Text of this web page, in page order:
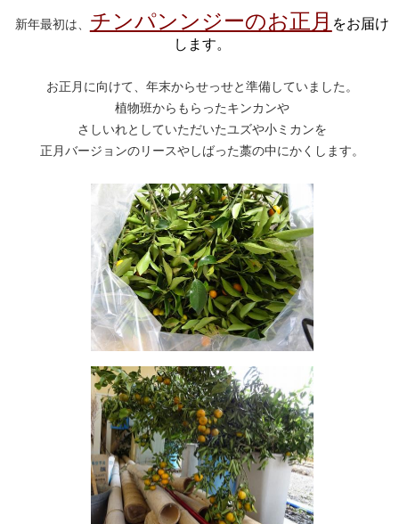
新年最初は、 チンパンンジーのお正月 をお届け
します。
お正月に向けて、年末からせっせと準備していました。
植物班からもらったキンカンや
さしいれとしていただいたユズや小ミカンを
正月バージョンのリースやしばった藁の中にかくします。